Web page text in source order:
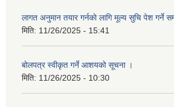
लागत अनुमान तयार गर्नकाे लागि मूल्य सुचि पेश गर्ने
मिति: 11/26/2025 - 15:41
बोलपत्र स्वीकृत गर्ने आशयको सूचना ।
मिति: 11/26/2025 - 10:30